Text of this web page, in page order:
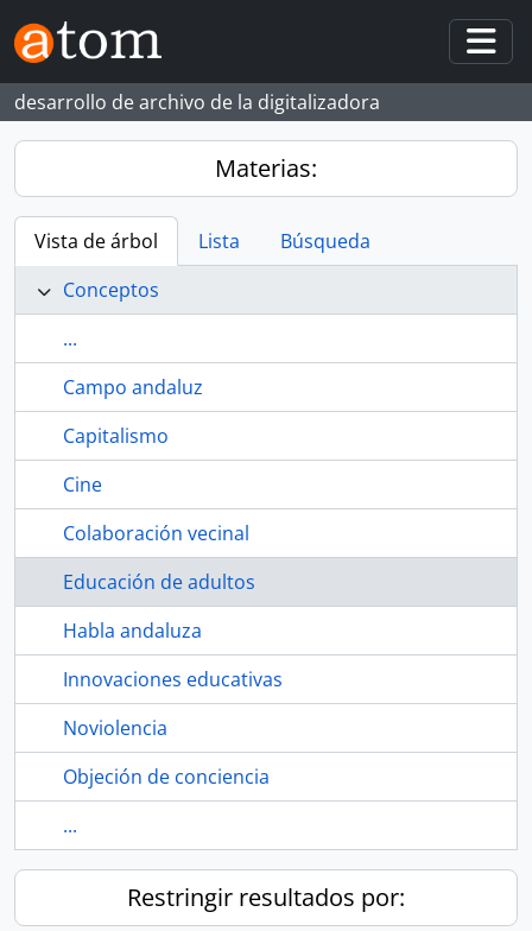
Skip to main content
desarrollo de archivo de la digitalizadora
Materias:
Vista de árbol Lista
Búsqueda
Conceptos
...
Campo andaluz
Capitalismo
Cine
Colaboración vecinal
Educación de adultos
Habla andaluza
Innovaciones educativas
Noviolencia
Objeción de conciencia
...
Restringir resultados por: